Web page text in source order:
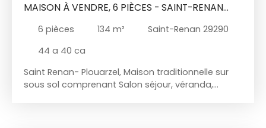
MAISON À VENDRE, 6 PIÈCES - SAINT-RENAN
6 pièces 134 m²
Saint-Renan 29290
44 a 40 ca
Saint Renan- Plouarzel, Maison traditionnelle sur
sous sol comprenant Salon séjour, véranda,